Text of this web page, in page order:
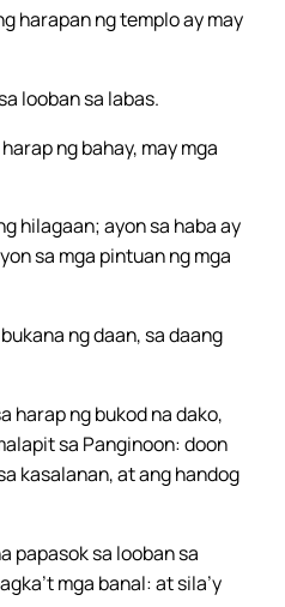
harapan ng templo ay may
looban sa labas.
ng bahay, may mga
hilagaan; ayon sa haba ay
sa mga pintuan ng mga
ng daan, sa daang
harap ng bukod na dako,
sa Panginoon: doon
kasalanan, at ang handog
papasok sa looban sa
mga banal: at sila’y